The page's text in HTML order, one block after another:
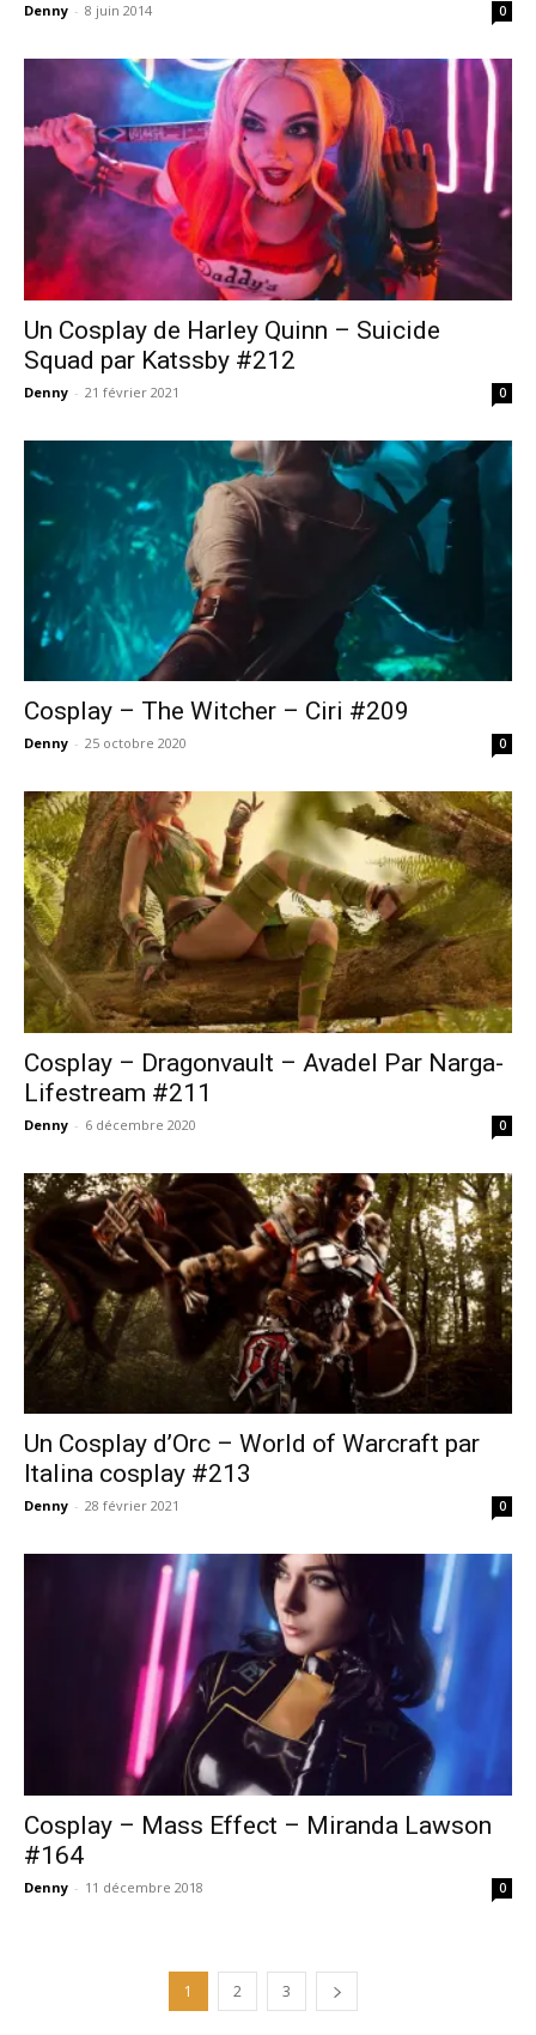
Denny - 8 juin 2014 0
Un Cosplay de Harley Quinn – Suicide
Squad par Katssby #212
Denny - 21 février 2021 0
Cosplay – The Witcher – Ciri #209
Denny - 25 octobre 2020 0
Cosplay – Dragonvault – Avadel Par Narga-
Lifestream #211
Denny - 6 décembre 2020 0
Un Cosplay d’Orc – World of Warcraft par
Italina cosplay #213
Denny - 28 février 2021 0
Cosplay – Mass Effect – Miranda Lawson
#164
Denny - 11 décembre 2018 0
1 2 3